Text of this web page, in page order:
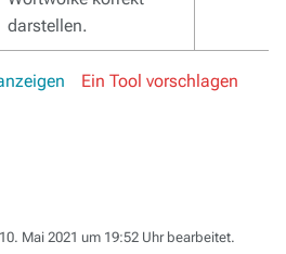
darstellen.
Ein Tool vorschlagen
Mai 2021 um 19:52 Uhr bearbeitet.